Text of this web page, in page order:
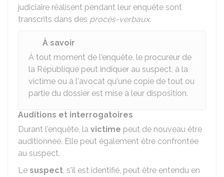
judiciaire réalisent pendant leur enquête sont
transcrits dans des procès-verbaux.
À savoir
À tout moment de l'enquête, le procureur de
la République peut indiquer au suspect, à la
victime ou à l'avocat qu'une copie de tout ou
partie du dossier est mise à leur disposition.
Auditions et interrogatoires
Durant l'enquête, la victime peut de nouveau être
auditionnée. Elle peut également être confrontée
au suspect.
Le suspect, s'il est identifié, peut être entendu en